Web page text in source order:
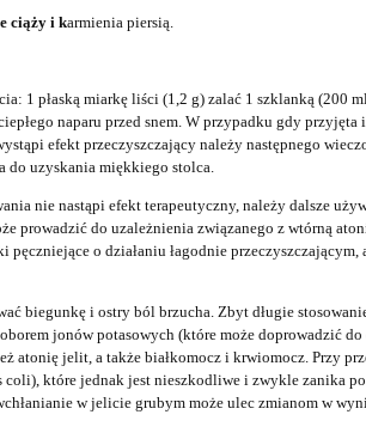
ciąży i karmienia piersią.
1 płaską miarkę liści (1,2 g) zalać 1 szklanką (200
naparu przed snem. W przypadku gdy przyjęta
efekt przeczyszczający należy następnego
do uzyskania miękkiego stolca.
nie nastąpi efekt terapeutyczny, należy dalsze
prowadzić do uzależnienia związanego z wtórną
o działaniu łagodnie
biegunkę i ostry ból brzucha. Zbyt długie
jonów potasowych (które może doprowadzić do
atonię jelit, a także białkomocz i krwiomocz. Przy
coli), które jednak jest nieszkodliwe i zwykle zanika
w jelicie grubym może ulec zmianom w